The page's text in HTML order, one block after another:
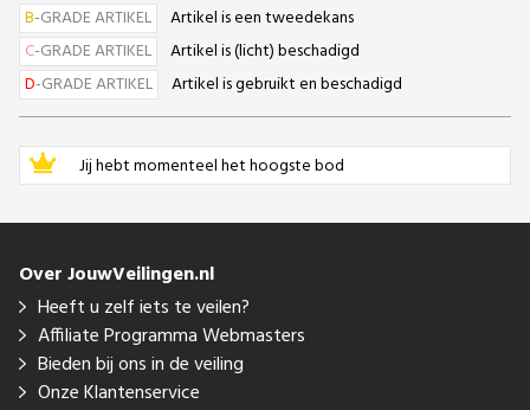
B-GRADE ARTIKEL
Artikel is een tweedekans
C-GRADE ARTIKEL
Artikel is (licht) beschadigd
D-GRADE ARTIKEL Artikel is gebruikt en beschadigd
Jij hebt momenteel het hoogste bod
Over JouwVeilingen.nl
Heeft u zelf iets te veilen?
Affiliate Programma Webmasters
Bieden bij ons in de veiling
Onze Klantenservice